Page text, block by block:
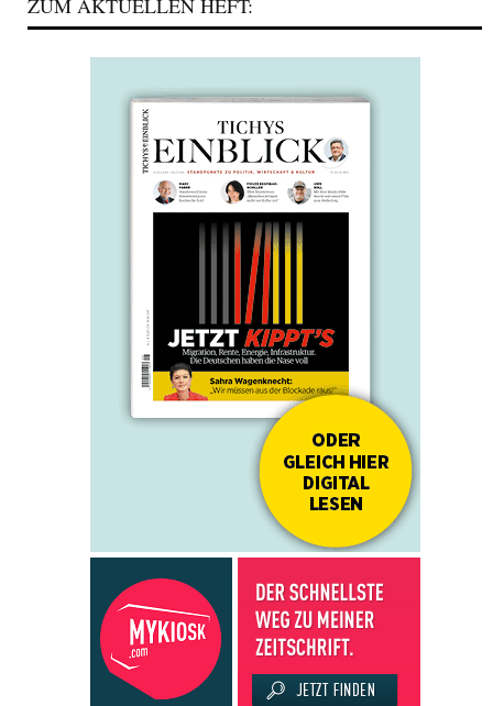
ZUM AKTUELLEN HEFT: